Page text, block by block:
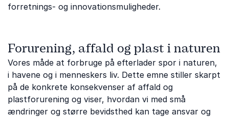
forretnings- og innovationsmuligheder.
Forurening, affald og plast i naturen
Vores måde at forbruge på efterlader spor i naturen,
i havene og i menneskers liv. Dette emne stiller skarpt
på de konkrete konsekvenser af affald og
plastforurening og viser, hvordan vi med små
ændringer og større bevidsthed kan tage ansvar og